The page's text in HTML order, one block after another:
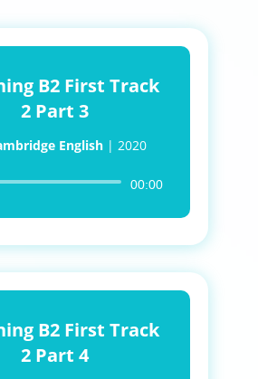
B2 First Track
2 Part 3
English |2020
Reproductor00:00
B2 First Track
2 Part 4